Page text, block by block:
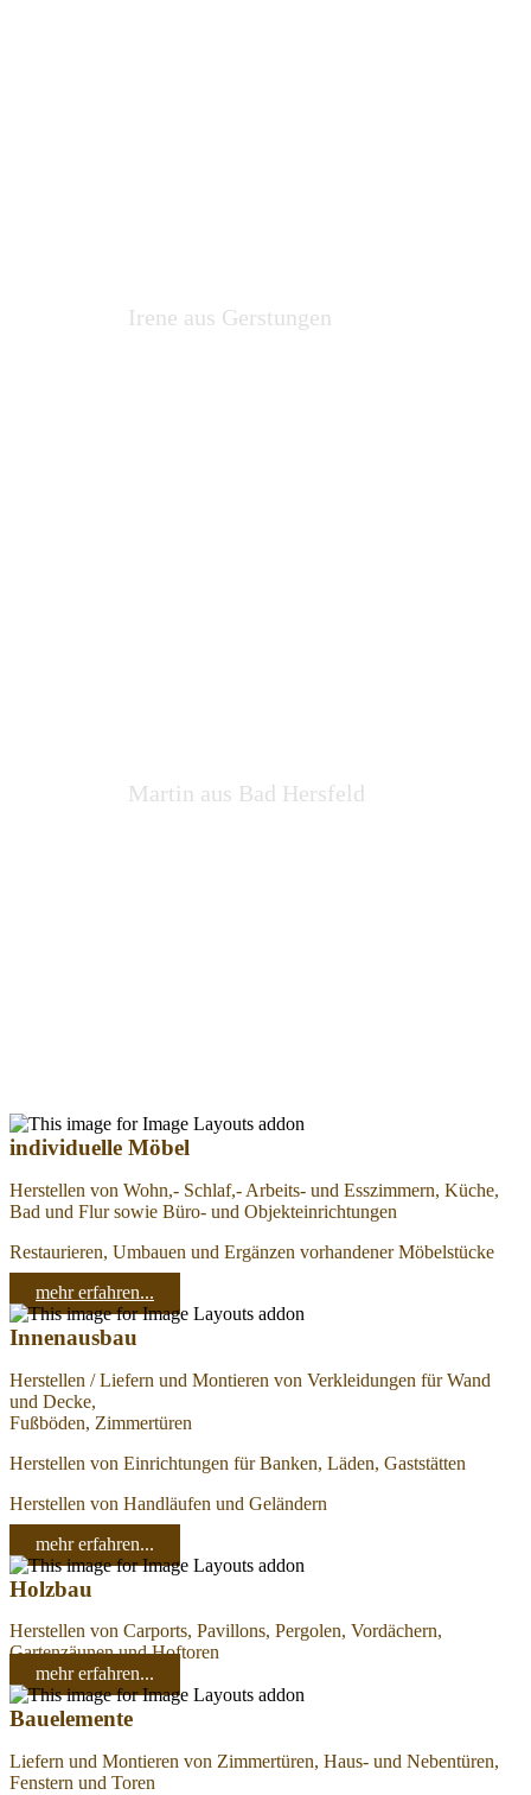
Irene aus Gerstungen
Martin aus Bad Hersfeld
individuelle Möbel
Herstellen von Wohn,- Schlaf,- Arbeits- und Esszimmern, Küche,
Bad und Flur sowie Büro- und Objekteinrichtungen
Restaurieren, Umbauen und Ergänzen vorhandener Möbelstücke
mehr erfahren...
Innenausbau
Herstellen / Liefern und Montieren von Verkleidungen für Wand
und Decke,
Fußböden, Zimmertüren
Herstellen von Einrichtungen für Banken, Läden, Gaststätten
Herstellen von Handläufen und Geländern
mehr erfahren...
Holzbau
Herstellen von Carports, Pavillons, Pergolen, Vordächern,
Gartenzäunen und Hoftoren
mehr erfahren...
Bauelemente
Liefern und Montieren von Zimmertüren, Haus- und Nebentüren,
Fenstern und Toren